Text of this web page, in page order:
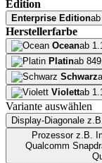
Edition
Enterprise Edition
Herstellerfarbe
Oceanab
Platinab
Schwarz
Violettab
Variante auswählen
Display-Diagonale
Prozessorz.B. Intel Core Ultra 5 335, Intel Core Ultra 7 366H,
Qualcomm